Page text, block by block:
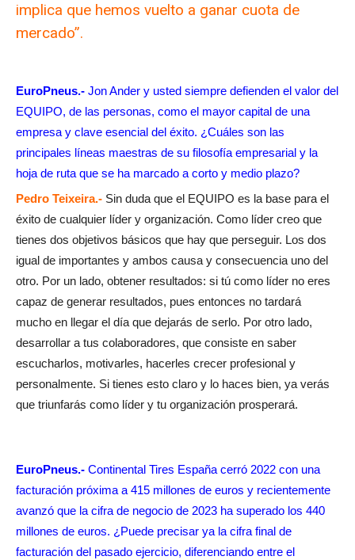
implica que hemos vuelto a ganar cuota de
mercado”.
EuroPneus.- Jon Ander y usted siempre defienden el valor del
EQUIPO, de las personas, como el mayor capital de una
empresa y clave esencial del éxito. ¿Cuáles son las
principales líneas maestras de su filosofía empresarial y la
hoja de ruta que se ha marcado a corto y medio plazo?
Pedro Teixeira.- Sin duda que el EQUIPO es la base para el
éxito de cualquier líder y organización. Como líder creo que
tienes dos objetivos básicos que hay que perseguir. Los dos
igual de importantes y ambos causa y consecuencia uno del
otro. Por un lado, obtener resultados: si tú como líder no eres
capaz de generar resultados, pues entonces no tardará
mucho en llegar el día que dejarás de serlo. Por otro lado,
desarrollar a tus colaboradores, que consiste en saber
escucharlos, motivarles, hacerles crecer profesional y
personalmente. Si tienes esto claro y lo haces bien, ya verás
que triunfarás como líder y tu organización prosperará.
EuroPneus.- Continental Tires España cerró 2022 con una
facturación próxima a 415 millones de euros y recientemente
avanzó que la cifra de negocio de 2023 ha superado los 440
millones de euros. ¿Puede precisar ya la cifra final de
facturación del pasado ejercicio, diferenciando entre el